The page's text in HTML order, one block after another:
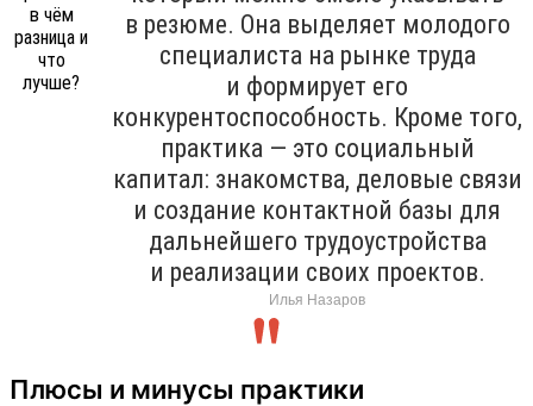
в резюме. Она выделяет молодого
специалиста на рынке труда
и формирует его
конкурентоспособность. Кроме того,
практика — это социальный
капитал: знакомства, деловые связи
и создание контактной базы для
дальнейшего трудоустройства
и реализации своих проектов.
Илья Назаров
Плюсы и минусы практики